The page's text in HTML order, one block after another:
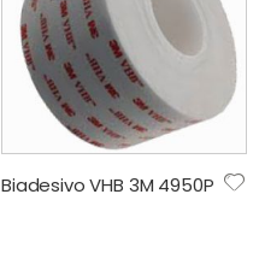
Biadesivo VHB 3M 4950P